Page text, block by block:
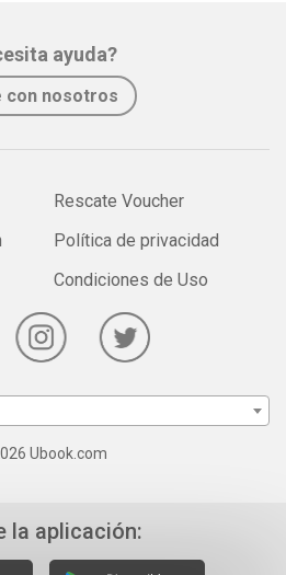
ayuda?
con nosotros
Rescate Voucher
Política de privacidad
Condiciones de Uso
Ubook.com
la aplicación: